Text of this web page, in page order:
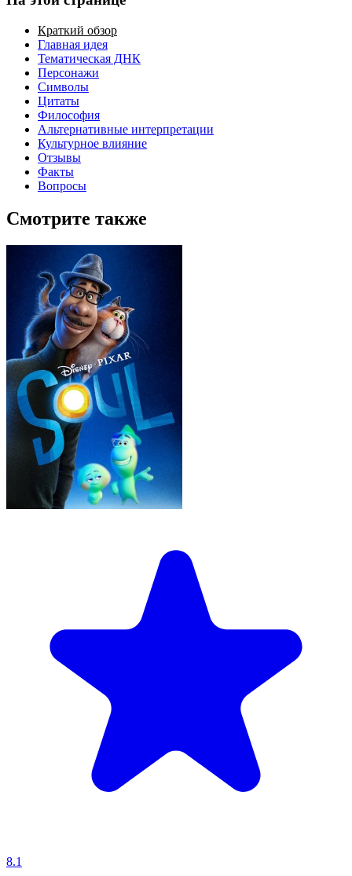
Краткий обзор
Главная идея
Тематическая ДНК
Персонажи
Символы
Цитаты
Философия
Альтернативные интерпретации
Культурное влияние
Отзывы
Факты
Вопросы
Смотрите также
8.1